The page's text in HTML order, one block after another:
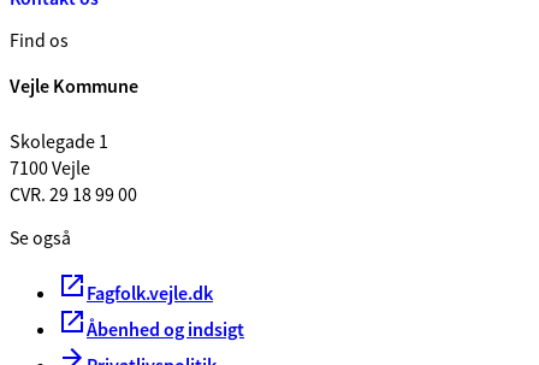
Find os
Vejle Kommune
Skolegade 1
7100 Vejle
CVR. 29 18 99 00
Se også
Fagfolk.vejle.dk
Åbenhed og indsigt